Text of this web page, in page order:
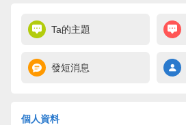
Ta的主題
發短消息
個人資料